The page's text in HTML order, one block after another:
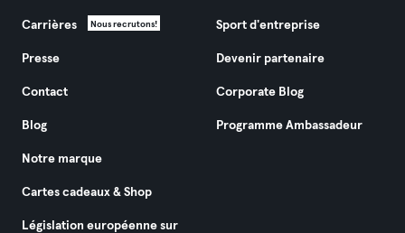
Carrières Nous recrutons!
Presse
Contact
Blog
Notre marque
Cartes cadeaux & Shop
Législation européenne sur
Sport d'entreprise
Devenir partenaire
Corporate Blog
Programme Ambassadeur